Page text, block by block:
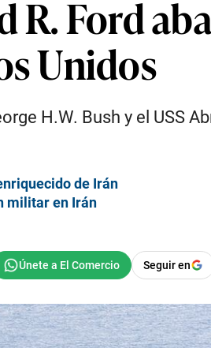
R. Ford
Unidos
H.W. Bush y el USS
de Irán
militar en Irán
Seguir en